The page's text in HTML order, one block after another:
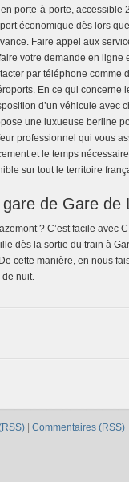
porte-à-porte, accessible
économique dès lors
Faire appel aux
votre demande en ligne
par téléphone comme
En ce qui concerne
d’un véhicule avec
une luxueuse berline
professionnel qui vous
et le temps
sur tout le territoire
de Gare de
? C’est facile avec
dès la sortie du train à
cette manière, en nous
de nuit.
Commentaires (RSS)